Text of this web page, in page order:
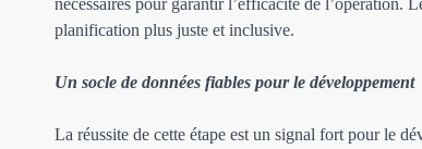
planification plus juste et inclusive.
Un socle de données fiables pour le développement
La réussite de cette étape est un signal fort pour le